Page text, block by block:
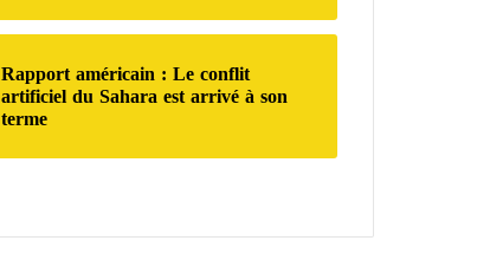
Rapport américain : Le conflit
artificiel du Sahara est arrivé à son
terme